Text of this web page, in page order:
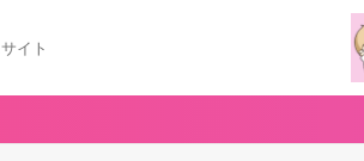
イト